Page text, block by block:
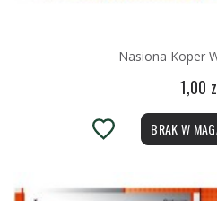
Nasiona Koper
1,00
BRAK W